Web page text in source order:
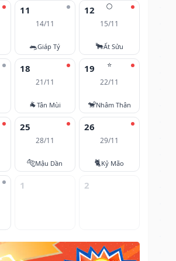
11
14/11
🐀Giáp Tý
🌕
12
15/11
🐂Ất Sửu
18
21/11
🐐Tân Mùi
⭐
19
22/11
🐒Nhâm Thân
25
28/11
🐅Mậu Dần
26
29/11
🐈Kỷ Mão
1 2